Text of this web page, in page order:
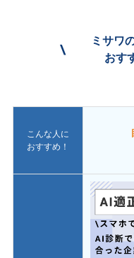
\
ミサワ
おす
こんな人に
おすすめ！